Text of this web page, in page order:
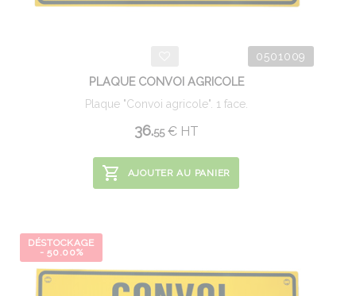
0501009
PLAQUE CONVOI AGRICOLE
Plaque "Convoi agricole". 1 face.
36.55 €HT
AJOUTER AU PANIER
DÉSTOCKAGE
- 50.00%